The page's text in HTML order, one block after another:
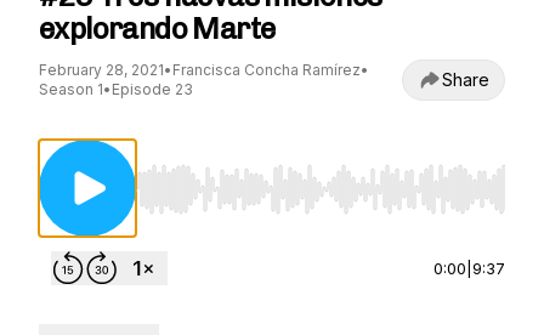
explorando Marte
February 28, 2021• Francisca Concha Ramírez•
Season 1• Episode 23 Share
Use Left/Right to seek, Home/End to jump to
0:00 9:37